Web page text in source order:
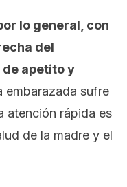
lo general, con
del
de apetito y
embarazada sufre
atención rápida es
de la madre y el